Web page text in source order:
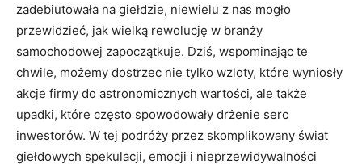
zadebiutowała ​na giełdzie, niewielu z nas mogło
przewidzieć, jak wielką rewolucję w branży⁤
samochodowej zapoczątkuje. ⁤Dziś,⁣ wspominając​ te
chwile, możemy‌ dostrzec nie tylko⁣ wzloty, które wyniosły
⁤akcje ⁢firmy do astronomicznych wartości, ⁢ale⁤ także
upadki, które często​ spowodowały drżenie⁢ serc ​
inwestorów. W tej⁢ podróży przez skomplikowany świat
giełdowych spekulacji, ‍emocji i nieprzewidywalności